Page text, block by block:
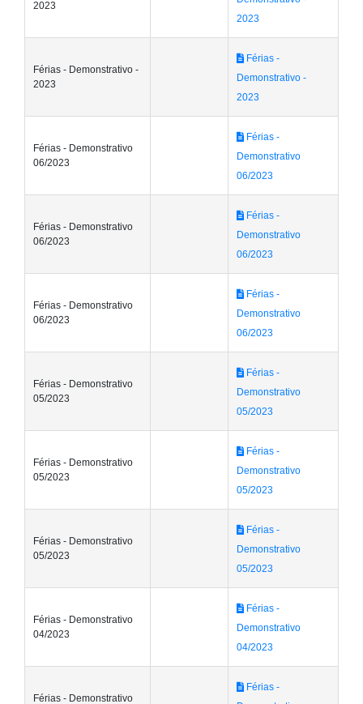
2023
2023
Férias - Demonstrativo -
2023
Férias -
Demonstrativo -
2023
Férias - Demonstrativo
06/2023
Férias -
Demonstrativo
06/2023
Férias - Demonstrativo
06/2023
Férias -
Demonstrativo
06/2023
Férias - Demonstrativo
06/2023
Férias -
Demonstrativo
06/2023
Férias - Demonstrativo
05/2023
Férias -
Demonstrativo
05/2023
Férias - Demonstrativo
05/2023
Férias -
Demonstrativo
05/2023
Férias - Demonstrativo
05/2023
Férias -
Demonstrativo
05/2023
Férias - Demonstrativo
04/2023
Férias -
Demonstrativo
04/2023
Férias - Demonstrativo
Férias -